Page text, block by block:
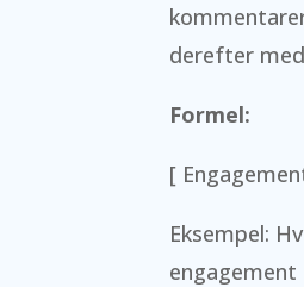
derefter
Formel:
[
Eksempel:
engagement